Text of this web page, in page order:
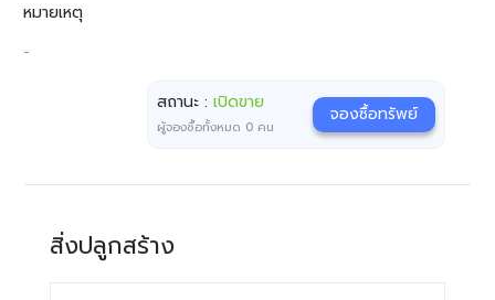
หมายเหตุ
-
สถานะ :เปิดขาย
ผู้จองซื้อทั้งหมด 0 คน
จองซื้อทรัพย์
สิ่งปลูกสร้าง